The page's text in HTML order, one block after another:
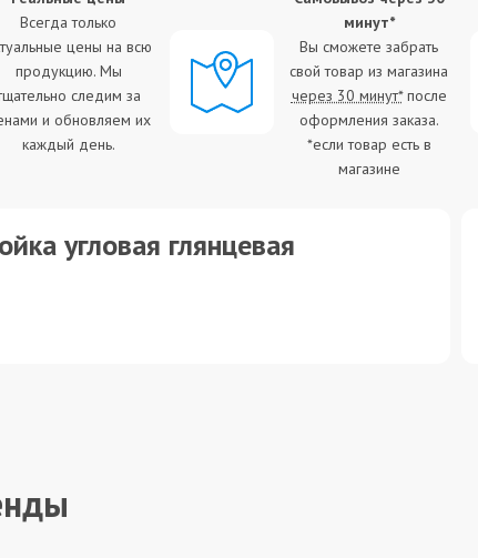
Всегда только
цены на всю
продукцию. Мы
следим за
и обновляем их
каждый день.
минут*
Вы сможете забрать
свой товар из магазина
через 30 минут*после
оформления заказа.
*если товар есть в
магазине
угловая глянцевая